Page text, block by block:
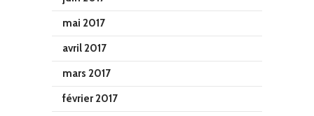
mai 2017
avril 2017
mars 2017
février 2017